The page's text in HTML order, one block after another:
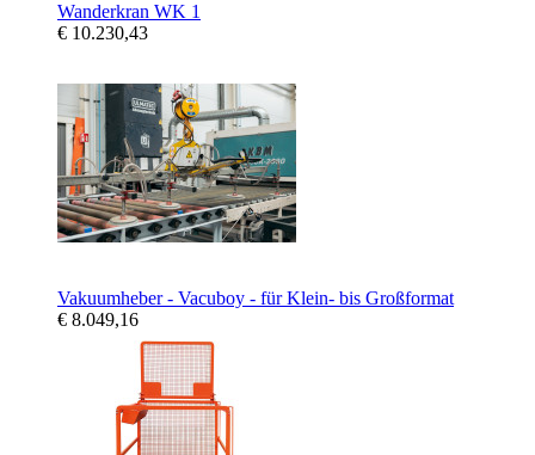
Wanderkran WK 1
€ 10.230,43
Vakuumheber - Vacuboy - für Klein- bis Großformat
€ 8.049,16